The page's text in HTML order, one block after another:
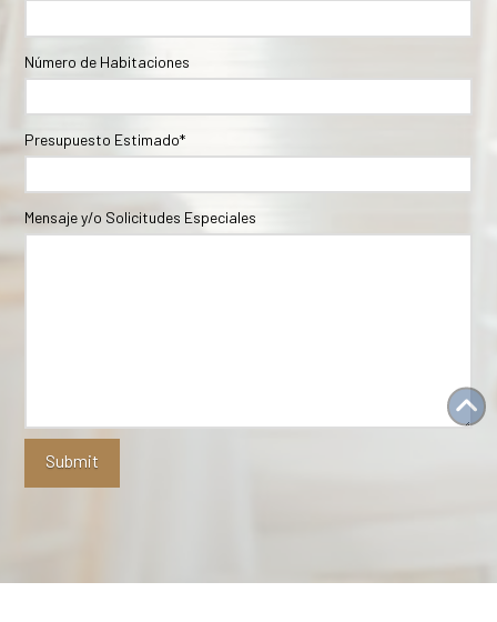
Número de Habitaciones
Presupuesto Estimado*
Mensaje y/o Solicitudes Especiales